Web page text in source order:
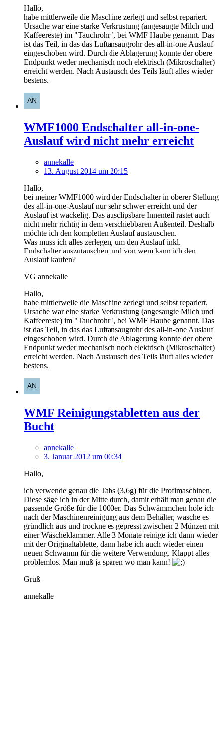
Hallo,
habe mittlerweile die Maschine zerlegt und selbst repariert.
Ursache war eine starke Verkrustung (angesaugte Milch und
Kaffeereste) im "Tauchrohr", bei WMF Haube genannt. Das
ist das Teil, in das das Luftansaugrohr des all-in-one Auslauf
eingeschoben wird. Durch die Ablagerung konnte der obere
Endpunkt weder mechanisch noch elektrisch (Mikroschalter)
erreicht werden. Nach Austausch des Teils läuft alles wieder
bestens.
WMF1000 Endschalter all-in-one-
Auslauf wird nicht mehr erreicht
annekalle
13. August 2014 um 20:15
Hallo,
bei meiner WMF1000 wird der Endschalter in oberer Stellung
des all-in-one-Auslauf nur sehr schwer erreicht und der
Auslauf ist wackelig. Das ausclipsbare Innenteil rastet auch
nicht mehr richtig in dem verschiebbaren Außenteil. Deshalb
möchte ich den kompletten Auslauf austauschen.
Was muss ich alles zerlegen, um den Auslauf inkl.
Endschalter auszutauschen und von wem kann ich den
Auslauf kaufen?
VG annekalle
Hallo,
habe mittlerweile die Maschine zerlegt und selbst repariert.
Ursache war eine starke Verkrustung (angesaugte Milch und
Kaffeereste) im "Tauchrohr", bei WMF Haube genannt. Das
ist das Teil, in das das Luftansaugrohr des all-in-one Auslauf
eingeschoben wird. Durch die Ablagerung konnte der obere
Endpunkt weder mechanisch noch elektrisch (Mikroschalter)
erreicht werden. Nach Austausch des Teils läuft alles wieder
bestens.
WMF Reinigungstabletten aus der
Bucht
annekalle
3. Januar 2012 um 00:34
Hallo,
ich verwende genau die Tabs (3,6g) für die Profimaschinen.
Diese säge ich in der Mitte durch, damit erhält man genau die
passende Größe für die 1000er. Das Schwämmchen hole ich
nach der Maschinenreinigung aus dem Behälter, wasche es
gründlich aus und trockne es gepresst zwischen 2 Münzen mit
einer Wäscheklammer. Alle 3 Monate reinige ich dann wieder
mit der Originaltablette, dann habe ich auch wieder einen
neuen Schwamm für die weitere Verwendung. Klappt alles
problemlos. Man muß ja sparen wo man kann!
Gruß
annekalle